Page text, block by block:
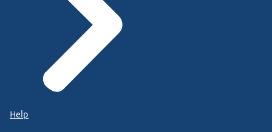
Help